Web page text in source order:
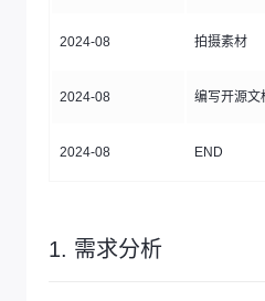
2024-08 拍摄素材
2024-08 编写开源文
2024-08 END
1. 需求分析